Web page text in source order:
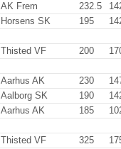
AK Frem 232.5
Horsens SK 195
Thisted VF 200
Aarhus AK 230
Aalborg SK 190
Aarhus AK 185
Thisted VF 325